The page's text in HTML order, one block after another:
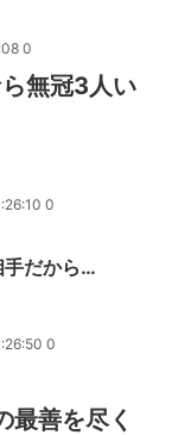
0
無冠3人い
0
手だから…
0
最善を尽く